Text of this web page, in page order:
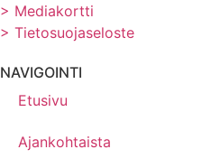
> Mediakortti
> Tietosuojaseloste
NAVIGOINTI
Etusivu
Ajankohtaista